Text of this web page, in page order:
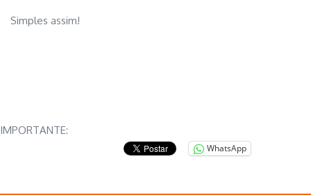
Simples assim!
IMPORTANTE:
WhatsApp